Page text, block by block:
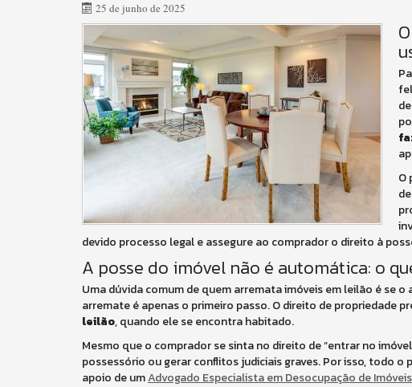
25 de junho de 2025
O
devido processo legal e assegure ao comprador o direito à
A posse do imóvel não é automática: o
Uma dúvida comum de quem arremata imóveis em leilão é se
arremate é apenas o primeiro passo. O direito de propriedade
leilão, quando ele se encontra habitado.
Mesmo que o comprador se sinta no direito de “entrar no
possessório ou gerar conflitos judiciais graves. Por isso, todo
apoio de umAdvogado Especialista em Desocupação de